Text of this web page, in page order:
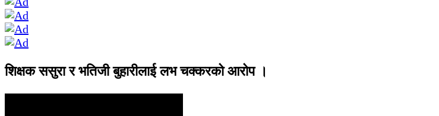
शिक्षक ससुरा र भतिजी बुहारीलाई लभ चक्करको आरोप ।